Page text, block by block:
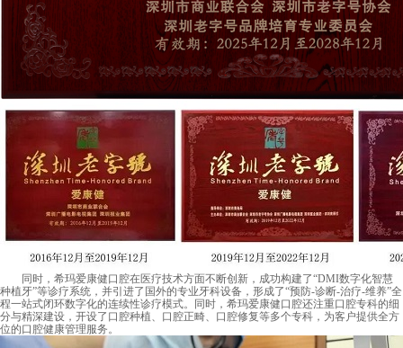
同时，希玛爱康健口腔在医疗技术方面不断创新，成功构建了“DMI数字化智慧
种植牙”等诊疗系统，并引进了国外的专业牙科设备，形成了“预防-诊断-治疗-维养”全
程一站式闭环数字化的连续性诊疗模式。同时，希玛爱康健口腔还注重口腔专科的细
分与精深建设，开设了口腔种植、口腔正畸、口腔修复等多个专科，为客户提供全方
位的口腔健康管理服务。